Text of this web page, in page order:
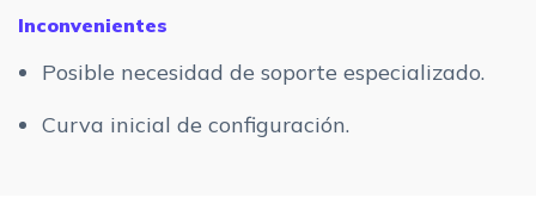
Inconvenientes
Posible necesidad de soporte especializado.
Curva inicial de configuración.